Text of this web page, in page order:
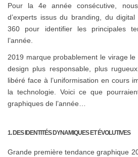
Pour la 4e année consécutive,
d’experts issus du branding, du
360 pour identifier les principales
l’année.
2019 marque probablement le virage
design plus responsable, plus
libéré face à l’uniformisation en cours
la technologie. Voici ce que
graphiques de l’année…
1. DES IDENTITÉS DYNAMIQUES ET ÉVOLUTIVES
Grande première tendance graphique